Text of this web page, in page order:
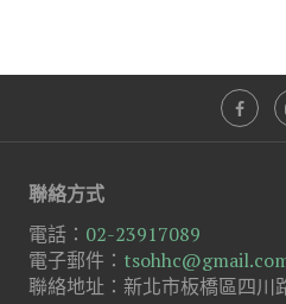
聯絡方式
電話： 02-23917089
電子郵件：
聯絡地址：新北市板橋區四川